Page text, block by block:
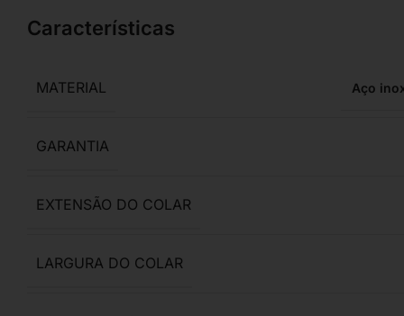
Características
MATERIAL Aço
GARANTIA
EXTENSÃO DO COLAR
LARGURA DO COLAR